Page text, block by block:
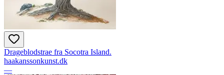
Drageblodstrae fra Socotra Island.
haakanssonkunst.dk
—